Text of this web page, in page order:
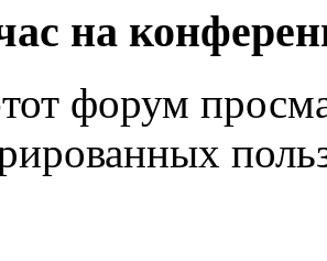
на
форум